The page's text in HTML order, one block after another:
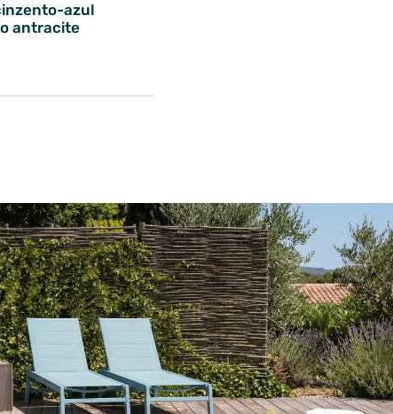
azul
antracite